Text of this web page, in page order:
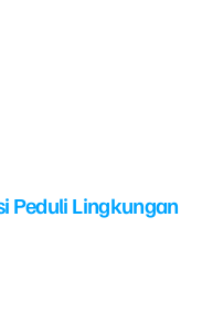
Peduli Lingkungan